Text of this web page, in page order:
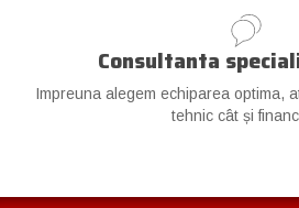
Consultanta
Impreuna alegem echiparea optima,
tehnic cât și